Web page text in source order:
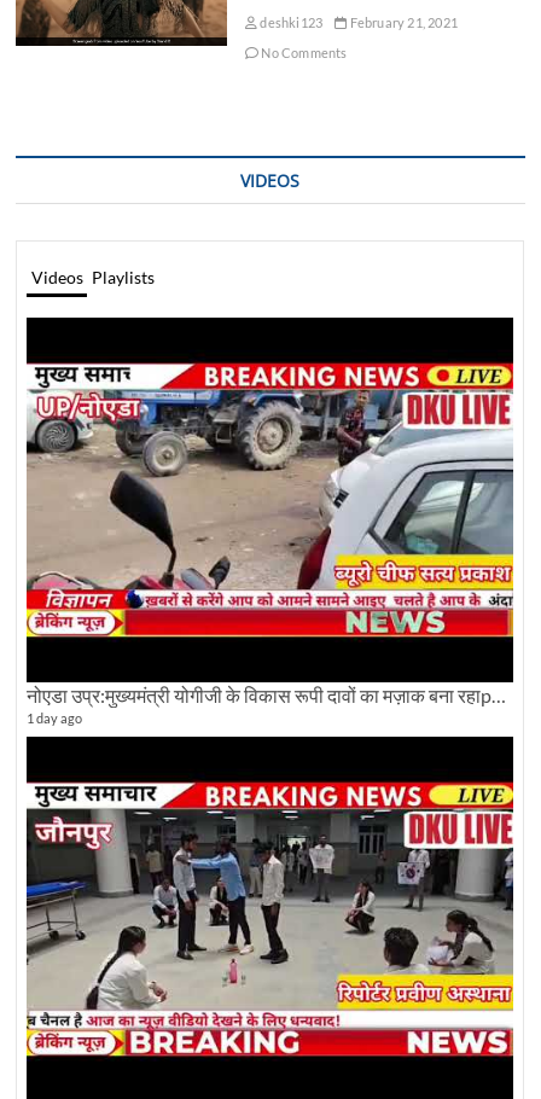
deshki123
February 21, 2021
No Comments
VIDEOS
Videos Playlists
1 day ago